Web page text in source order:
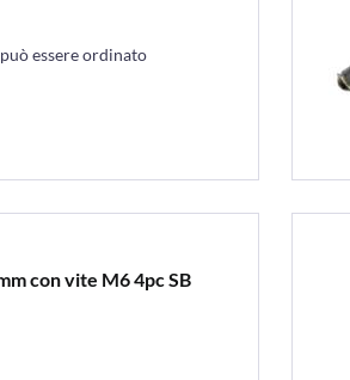
essere ordinato
con vite M6 4pc SB